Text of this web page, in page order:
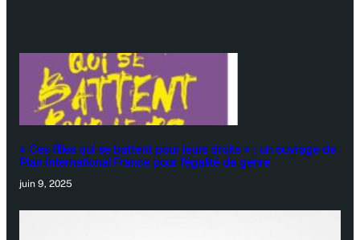
« Ces filles qui se battent pour leurs droits » : un ouvrage de
Plan International France pour l’égalité de genre
juin 9, 2025